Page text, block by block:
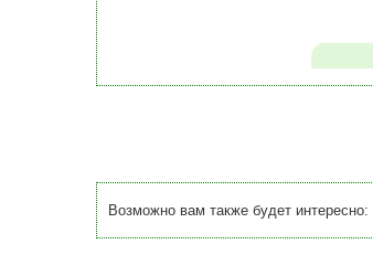
Возможно вам также будет интересно: